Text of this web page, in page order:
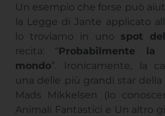
Un esempio che forse può
la Legge di Jante applicato
lo troviamo in uno spot
recita: “Probabilmente
mondo”. Ironicamente, la
una delle più grandi star della
Mads Mikkelsen (lo
Animali Fantastici e Un altro